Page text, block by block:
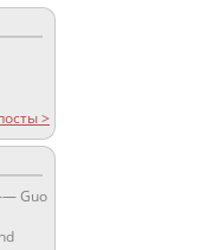
>
Guo